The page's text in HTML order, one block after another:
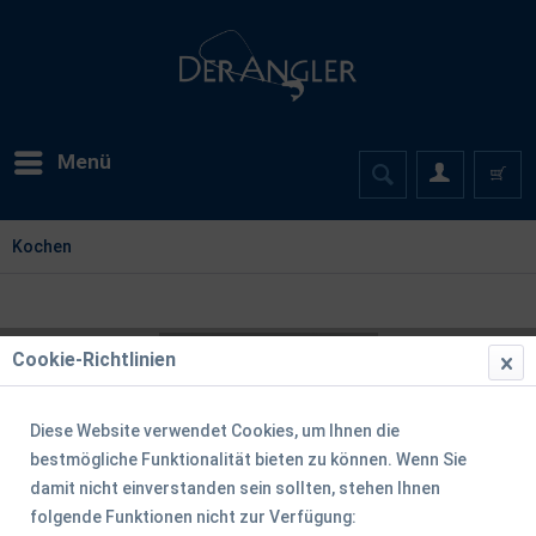
Menü
Kochen
Cookie-Richtlinien
Diese Website verwendet Cookies, um Ihnen die
bestmögliche Funktionalität bieten zu können. Wenn Sie
damit nicht einverstanden sein sollten, stehen Ihnen
folgende Funktionen nicht zur Verfügung: